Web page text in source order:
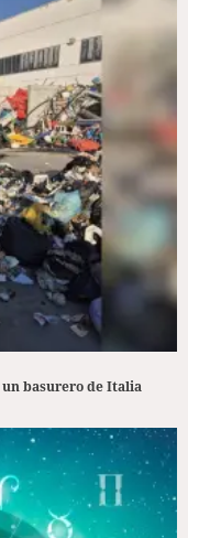
basurero de Italia